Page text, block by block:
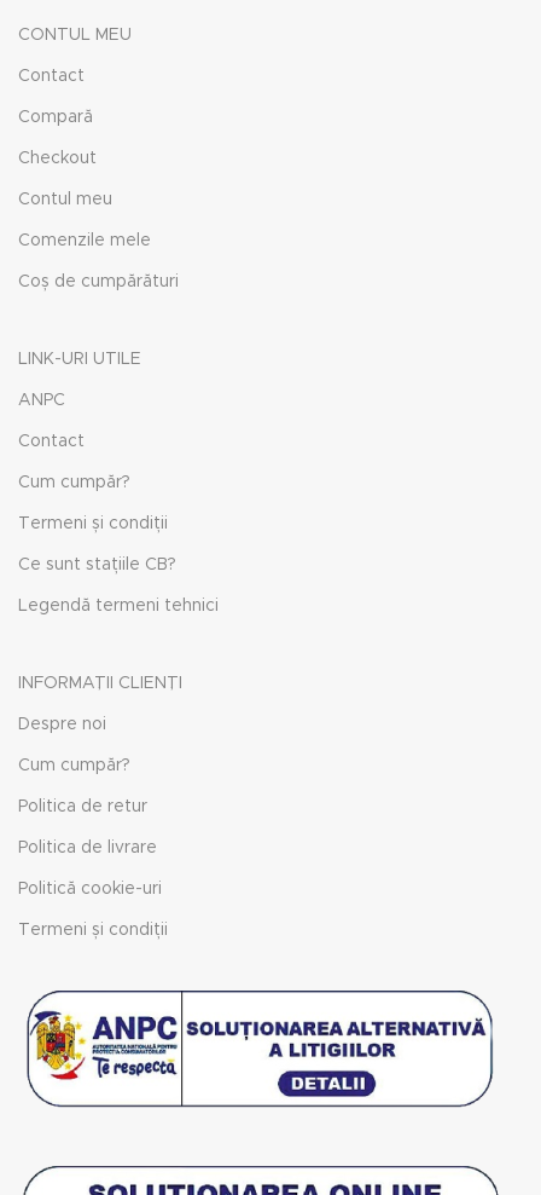
CONTUL MEU
Contact
Compară
Checkout
Contul meu
Comenzile mele
Coș de cumpărături
LINK-URI UTILE
ANPC
Contact
Cum cumpăr?
Termeni și condiții
Ce sunt stațiile CB?
Legendă termeni tehnici
INFORMAȚII CLIENȚI
Despre noi
Cum cumpăr?
Politica de retur
Politica de livrare
Politică cookie-uri
Termeni și condiții